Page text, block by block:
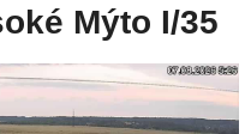
Mýto I/35